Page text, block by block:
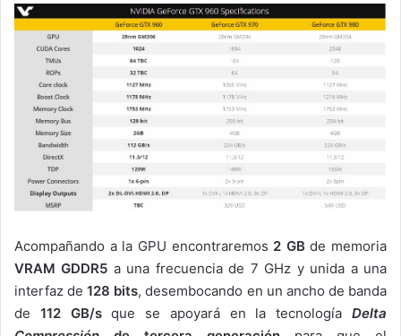
Acompañando a la GPU encontraremos 2 GBde memoria
VRAM GDDR5 a una frecuencia de 7 GHz y unida a una
interfaz de128 bits, desembocando en un ancho de banda
de 112 GB/sque se apoyará en la tecnologíaDelta